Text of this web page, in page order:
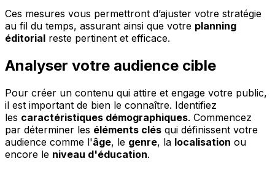
Ces mesures vous permettront d’ajuster votre stratégie
au fil du temps, assurant ainsi que votre planning
éditorial reste pertinent et efficace.
Analyser votre audience cible
Pour créer un contenu qui attire et engage votre public,
il est important de bien le connaître. Identifiez
les caractéristiques démographiques. Commencez
par déterminer les éléments clés qui définissent votre
audience comme l'âge, le genre, la localisation ou
encore le niveau d'éducation.